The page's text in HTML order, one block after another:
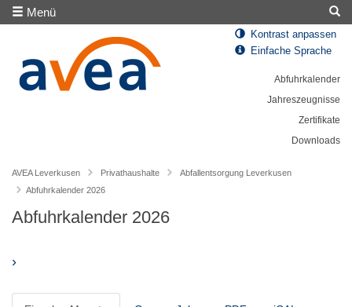
Menü
Kontrast anpassen
Einfache Sprache
Abfuhrkalender
Jahreszeugnisse
Zertifikate
Downloads
AVEA Leverkusen Privathaushalte
Abfallentsorgung Leverkusen
Abfuhrkalender 2026
Abfuhrkalender 2026
›